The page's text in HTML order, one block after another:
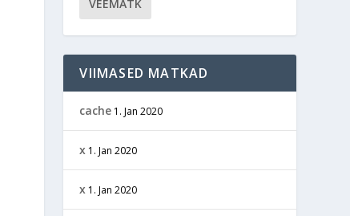
VEEMATK
VIIMASED MATKAD
cache 1. Jan 2020
x 1. Jan 2020
x 1. Jan 2020